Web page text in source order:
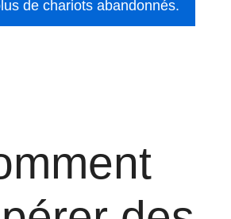
de chariots abandonnés.